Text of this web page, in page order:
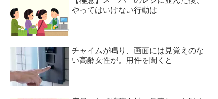
やってはいけない行動は
チャイムが鳴り、画面には見覚えのな
い高齢女性が。用件を聞くと